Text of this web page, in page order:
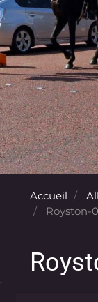
Accueil
Royston-